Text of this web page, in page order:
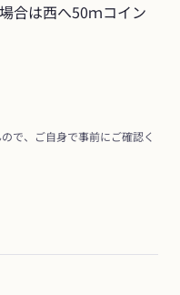
合は西へ50ｍコイン
で、ご自身で事前にご確認く